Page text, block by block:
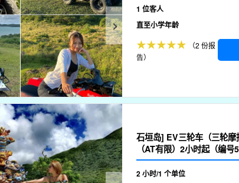
1 位客人
直至小学年龄
（2 份报
告）
石垣岛] EV三轮车（三轮
（AT有限）2小时起（编号
2 小时/1 个单位